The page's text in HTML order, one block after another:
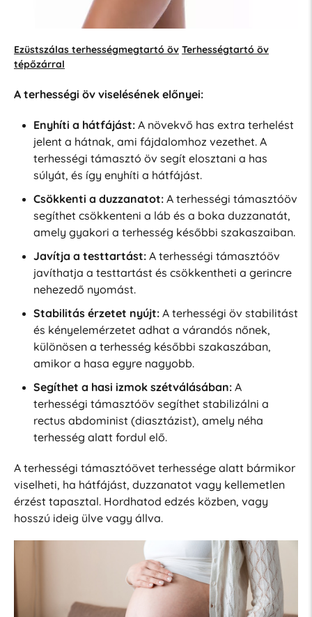
Ezüstszálas terhességmegtartó öv Terhességtartó öv
tépőzárral
A terhességi öv viselésének előnyei:
Enyhíti a hátfájást:A növekvő has extra terhelést
jelent a hátnak, ami fájdalomhoz vezethet. A
terhességi támasztó öv segít elosztani a has
súlyát, és így enyhíti a hátfájást.
Csökkenti a duzzanatot:A terhességi támasztóöv
segíthet csökkenteni a láb és a boka duzzanatát,
amely gyakori a terhesség későbbi szakaszaiban.
Javítja a testtartást:A terhességi támasztóöv
javíthatja a testtartást és csökkentheti a gerincre
nehezedő nyomást.
Stabilitás érzetet nyújt:A terhességi öv stabilitást
és kényelemérzetet adhat a várandós nőnek,
különösen a terhesség későbbi szakaszában,
amikor a hasa egyre nagyobb.
Segíthet a hasi izmok szétválásában:A
terhességi támasztóöv segíthet stabilizálni a
rectus abdominist (diasztázist), amely néha
terhesség alatt fordul elő.
A terhességi támasztóövet terhessége alatt bármikor
viselheti, ha hátfájást, duzzanatot vagy kellemetlen
érzést tapasztal. Hordhatod edzés közben, vagy
hosszú ideig ülve vagy állva.